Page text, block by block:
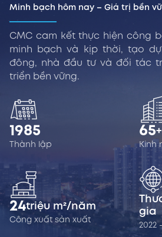
Minh bạch hôm nay – Giá trị bền
CMC cam kết thực hiện công
minh bạch và kịp thời, tạo
đông, nhà đầu tư và đối tác
triển bền vững.
1985
Thành lập
65
Kinh
24triệu m²/năm
Công xuất sản xuất
gia
2022